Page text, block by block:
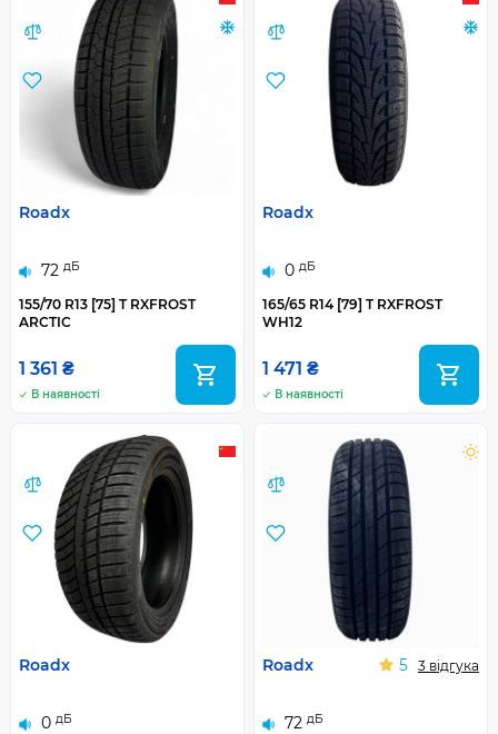
Roadx
72 дБ
155/70 R13 [75] T RXFROST
ARCTIC
1 361 ₴
В наявності
Roadx
0 дБ
165/65 R14 [79] T RXFROST
WH12
1 471 ₴
В наявності
Roadx
0 дБ
Roadx
72 дБ
5 3 відгука